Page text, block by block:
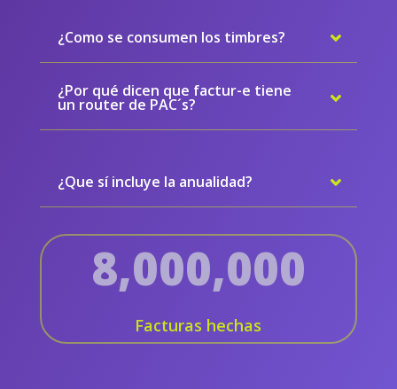
¿Como se consumen los timbres?
¿Por qué dicen que factur-e tiene
un router de PAC´s?
¿Que sí incluye la anualidad?
8,000,000
Facturas hechas